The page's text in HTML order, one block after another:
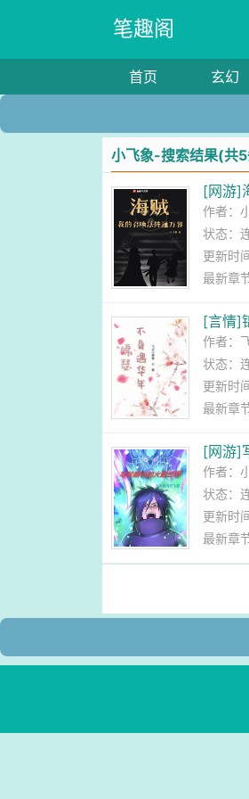
笔趣阁
首页 玄幻
小飞象-搜索结果(共
[网游]
作者：
状态：
更新时
最新章
[言情]
作者：
状态：
更新时
最新章
[网游]
作者：
状态：
更新时
最新章